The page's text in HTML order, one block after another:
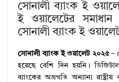
সোনালী ব্যাংক ই
ই ওয়ালেটের
সোনালী ব্যাংক ই
সোনালী ব্যাংক ই ওয়ালেট ২০২৫–
হয়েছে বেশি দিন হয়নি।
ব্যাংকের অগ্রগতি অন্যান্য